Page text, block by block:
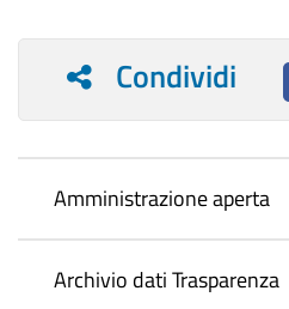
Condividi
Amministrazione aperta
Archivio dati Trasparenza